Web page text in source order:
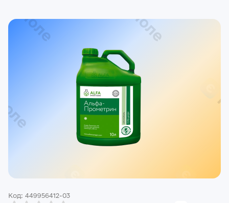
Акції
Реєстрація
Код: 449956412-03